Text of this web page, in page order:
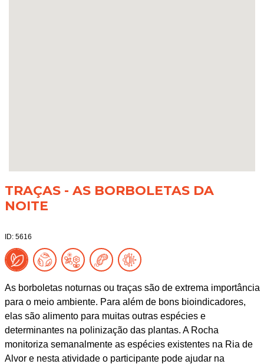
TRAÇAS - AS BORBOLETAS DA
NOITE
ID: 5616
As borboletas noturnas ou traças são de extrema importância
para o meio ambiente. Para além de bons bioindicadores,
elas são alimento para muitas outras espécies e
determinantes na polinização das plantas. A Rocha
monitoriza semanalmente as espécies existentes na Ria de
Alvor e nesta atividade o participante pode ajudar na